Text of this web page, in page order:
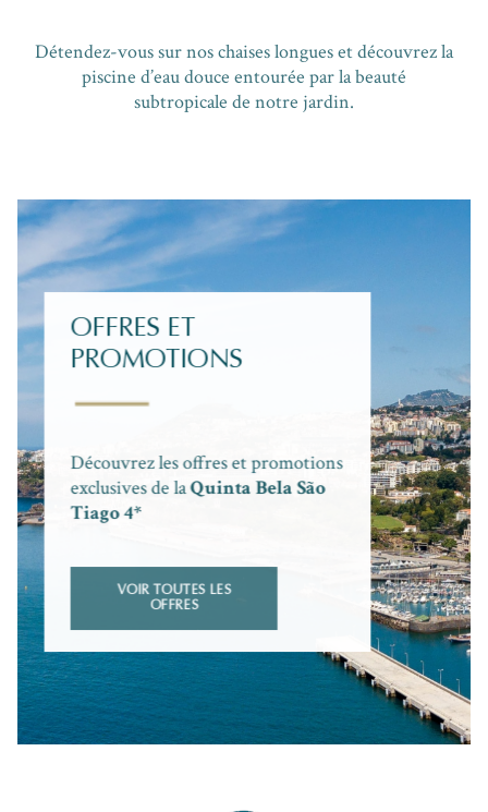
Détendez-vous sur nos chaises longues et découvrez la
piscine d’eau douce entourée par la beauté
subtropicale de notre jardin.
OFFRES ET
PROMOTIONS
Découvrez les offres et promotions
exclusives de laQuinta Bela São
Tiago 4*
VOIR TOUTES LES
OFFRES